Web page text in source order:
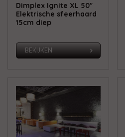
Dimplex Ignite XL 50"
Elektrische sfeerhaard
15cm diep
BEKIJKEN